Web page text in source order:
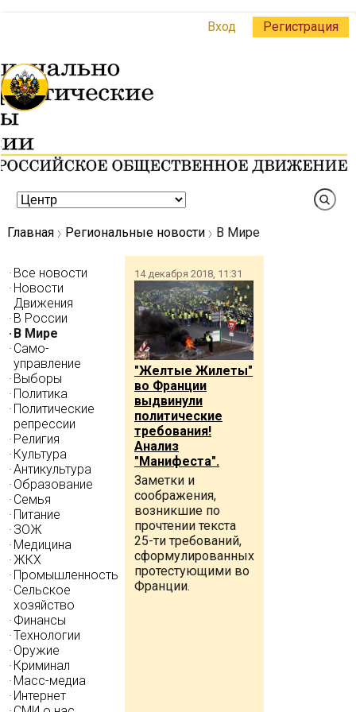
Вход Регистрация
Главная Региональные новости В Мире
Все новости
Новости
Движения
В России
В Мире
Само-
управление
Выборы
Политика
Политические
репрессии
Религия
Культура
Антикультура
Образование
Семья
Питание
ЗОЖ
Медицина
ЖКХ
Промышленность
Сельское
хозяйство
Финансы
Технологии
Оружие
Криминал
Масс-медиа
Интернет
14 декабря 2018, 11:31
"Желтые Жилеты"
во Франции
выдвинули
политические
требования!
Анализ
"Манифеста".
Заметки и
соображения,
возникшие по
прочтении текста
25-ти требований,
сформулированных
протестующими во
Франции.